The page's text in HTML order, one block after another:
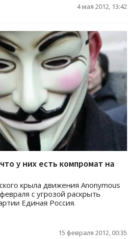
4 мая 2012, 13:42
у них есть компромат на
крыла движения Anonymous
с угрозой раскрыть
Единая Россия.
15 февраля 2012, 00:35